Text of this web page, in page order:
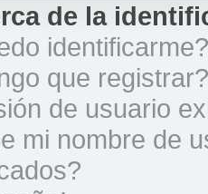
de la
identificarme?
que registrar?
de usuario
mi nombre de